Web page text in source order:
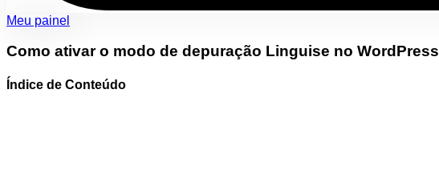
Meu painel
Como ativar o modo de depuração Linguise no WordPress
Índice de Conteúdo